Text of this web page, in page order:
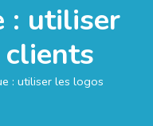
: utiliser
: utiliser les logos